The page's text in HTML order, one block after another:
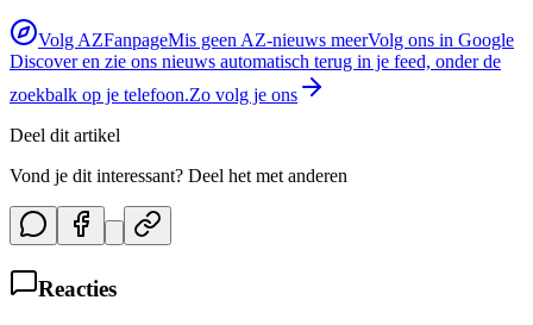
Volg AZFanpageMis geen AZ-nieuws meerVolg ons in Google
Discover en zie ons nieuws automatisch terug in je feed, onder de
zoekbalk op je telefoon.Zo volg je ons
Deel dit artikel
Vond je dit interessant? Deel het met anderen
Reacties